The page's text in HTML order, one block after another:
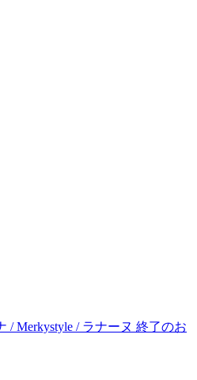
/ Merkystyle / ラナーヌ 終了のお